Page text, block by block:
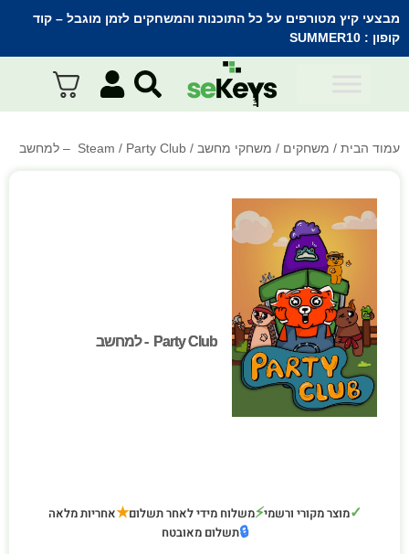
מבצעי קיץ מטורפים על כל התוכנות והמשחקים לזמן מוגבל – קוד
קופון : SUMMER10
עמוד הבית / משחקים / משחקי מחשב /
Steam / Party Club – למחשב
Party Club - למחשב
Party Club - למחשב
✓מוצר מקורי ורשמי⚡משלוח מידי לאחר תשלום★אחריות מלאה
🔒תשלום מאובטח